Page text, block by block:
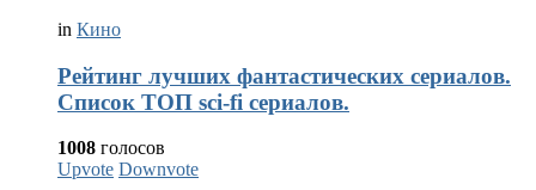
in Кино
Рейтинг лучших фантастических сериалов.
Список ТОП sci-fi сериалов.
1008 голосов
Upvote Downvote